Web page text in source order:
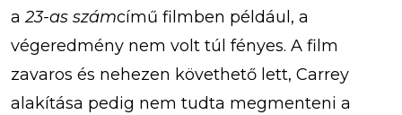
a23-as számcímű filmben például, a
végeredmény nem volt túl fényes. A film
zavaros és nehezen követhető lett, Carrey
alakítása pedig nem tudta megmenteni a